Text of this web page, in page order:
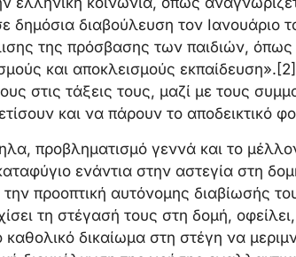
δημόσια διαβούλευση τον Ιανουάριο
της πρόσβασης των παιδιών, όπως
και αποκλεισμούς
στις τάξεις τους, μαζί με τους
και να πάρουν το αποδεικτικό
προβληματισμό γεννά και το
ενάντια στην αστεγία στη
προοπτική αυτόνομης διαβίωσής
τη στέγασή τους στη δομή,
καθολικό δικαίωμα στη στέγη να